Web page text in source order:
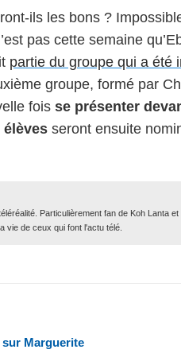
ils les bons ?
pas cette semaine
partie du groupe qui a été
groupe, formé par
fois se présenter
élèves seront ensuite
Particulièrement fan de Koh Lanta
vie de ceux qui font l'actu télé.
Marguerite